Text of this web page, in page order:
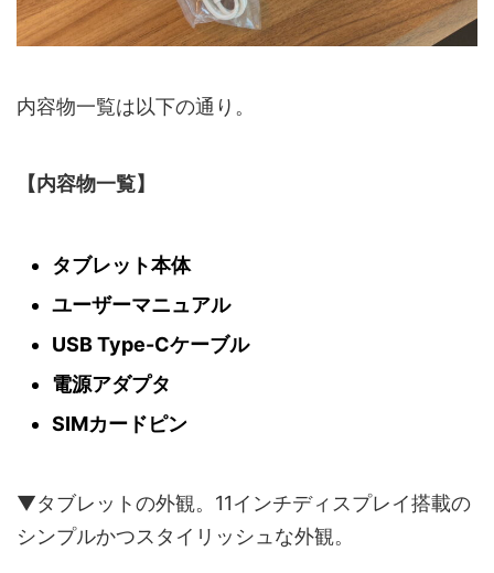
内容物一覧は以下の通り。
【内容物一覧】
タブレット本体
ユーザーマニュアル
USB Type-Cケーブル
電源アダプタ
SIMカードピン
▼タブレットの外観。11インチディスプレイ搭載の
シンプルかつスタイリッシュな外観。